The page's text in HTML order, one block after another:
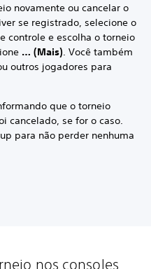
novamente ou cancelar o
se registrado, selecione o
controle e escolha o torneio
… (Mais). Você também
outros jogadores para
que o torneio
cancelado, se for o caso.
para não perder nenhuma
nos consoles